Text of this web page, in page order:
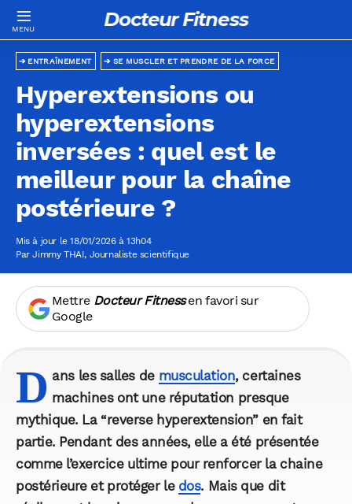
Docteur Fitness
SE MUSCLER ET PRENDRE DE LA FORCE
ENTRAÎNEMENT
Hyperextensions ou
hyperextensions
inversées : quel est le
meilleur pour la chaîne
postérieure ?
Mis à jour le 18/01/2026 à 13h04
ParJimmy THAI, Journaliste scientifique
Mettre Docteur Fitnessen favori sur
Google
D ans les salles de musculation, certaines
machines ont une réputation presque
mythique. La “reverse hyperextension” en fait
partie. Pendant des années, elle a été présentée
comme l’exercice ultime pour renforcer la chaine
postérieure et protéger le dos. Mais que dit